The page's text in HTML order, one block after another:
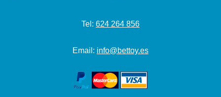
Tel: 624 264 856
Email: info@bettoy.es